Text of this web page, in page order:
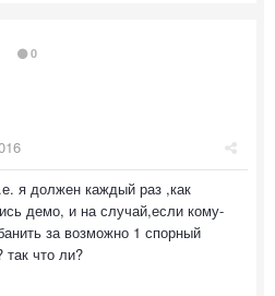
0
я должен каждый раз ,как
демо, и на случай,если кому-
за возможно 1 спорный
так что ли?